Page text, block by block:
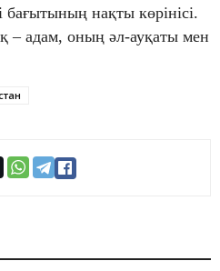
бағытының нақты көрінісі.
– адам, оның әл-ауқаты мен